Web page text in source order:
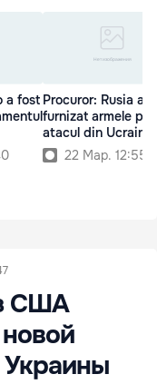
a fost Procuror: Rusia a
furnizat armele
atacul din Ucraina
22 Мар. 12:55
США